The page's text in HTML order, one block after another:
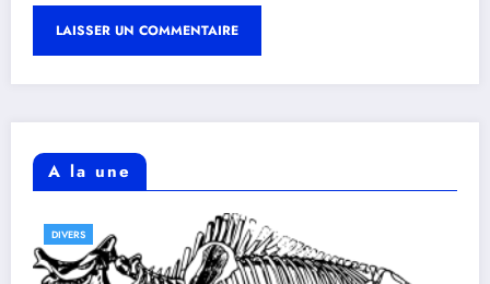
A la une
DIVERS